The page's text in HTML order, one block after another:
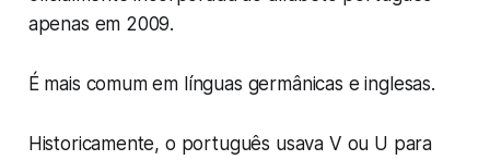
apenas em 2009.
É mais comum em línguas germânicas e inglesas.
Historicamente, o português usava V ou U para